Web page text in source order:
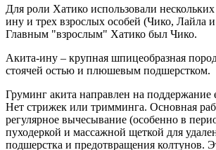
Для роли Хатико использовали
ину и трех взрослых особей (Чико, Лайла
Главным "взрослым" Хатико был Чико.
Акита-ину – крупная шпицеобразная
стоячей остью и плюшевым подшерстком.
Груминг акита направлен на поддержание
Нет стрижек или тримминга. Основная
регулярное вычесывание (особенно в
пуходеркой и массажной щеткой для
подшерстка и предотвращения колтунов.